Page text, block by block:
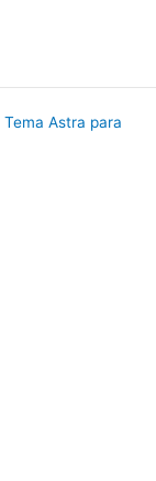
Tema Astra para